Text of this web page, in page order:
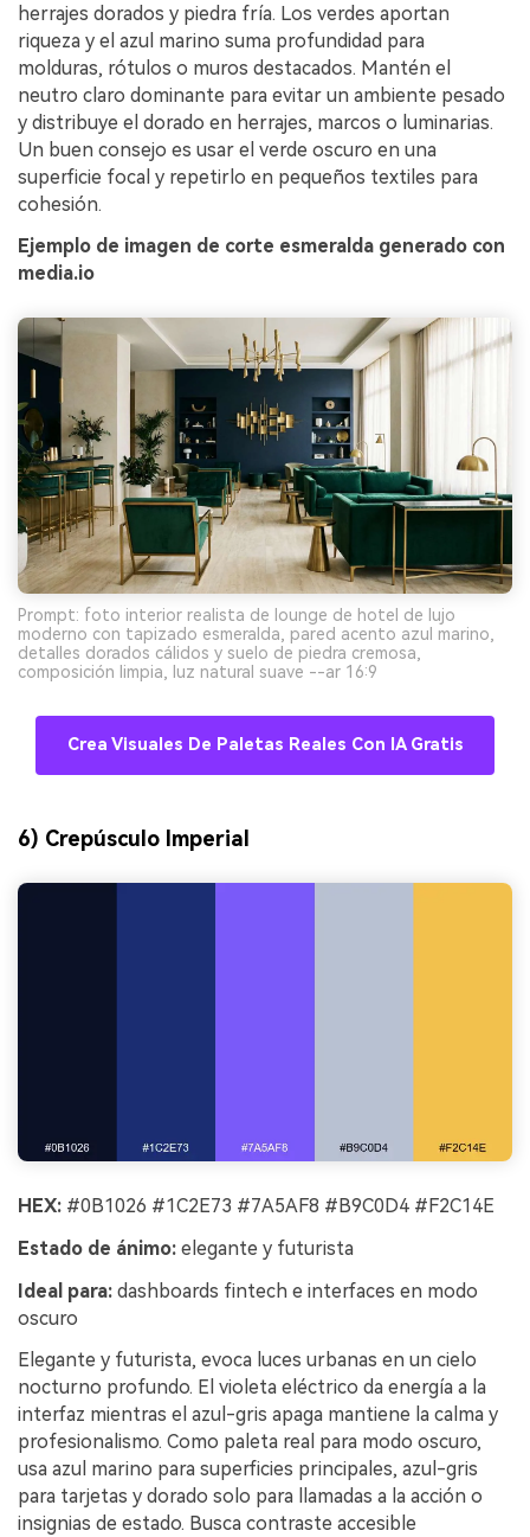
herrajes dorados y piedra fría. Los verdes aportan
riqueza y el azul marino suma profundidad para
molduras, rótulos o muros destacados. Mantén el
neutro claro dominante para evitar un ambiente pesado
y distribuye el dorado en herrajes, marcos o luminarias.
Un buen consejo es usar el verde oscuro en una
superficie focal y repetirlo en pequeños textiles para
cohesión.
Ejemplo de imagen de corte esmeralda generado con
media.io
Prompt: foto interior realista de lounge de hotel de lujo
moderno con tapizado esmeralda, pared acento azul marino,
detalles dorados cálidos y suelo de piedra cremosa,
composición limpia, luz natural suave --ar 16:9
Crea Visuales De Paletas Reales Con IA Gratis
6) Crepúsculo Imperial
HEX: #0B1026 #1C2E73 #7A5AF8 #B9C0D4 #F2C14E
Estado de ánimo: elegante y futurista
Ideal para: dashboards fintech e interfaces en modo
oscuro
Elegante y futurista, evoca luces urbanas en un cielo
nocturno profundo. El violeta eléctrico da energía a la
interfaz mientras el azul-gris apaga mantiene la calma y
profesionalismo. Como paleta real para modo oscuro,
usa azul marino para superficies principales, azul-gris
para tarjetas y dorado solo para llamadas a la acción o
insignias de estado. Busca contraste accesible